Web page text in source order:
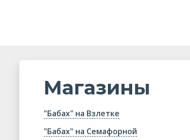
Магазины
"Бабах" на Взлетке
"Бабах" на Семафорной